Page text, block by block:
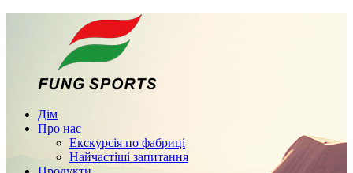
Дім
Про нас
Екскурсія по фабриці
Найчастіші запитання